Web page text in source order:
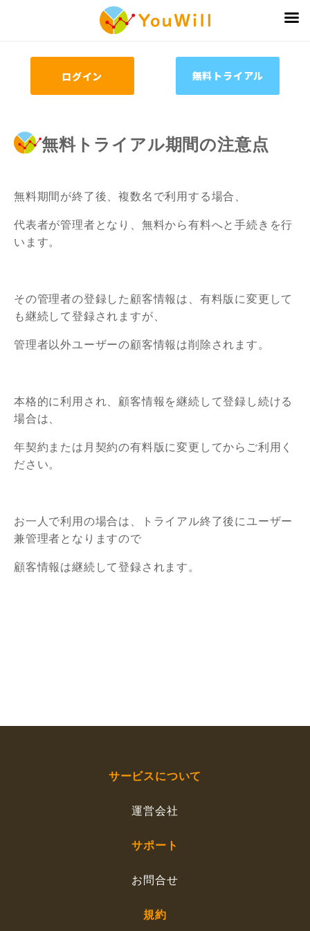
ログイン 無料トライアル
無料トライアル期間の注意点
無料期間が終了後、複数名で利用する場合、
代表者が管理者となり、無料から有料へと手続きを行
います。
その管理者の登録した顧客情報は、有料版に変更して
も継続して登録されますが、
管理者以外ユーザーの顧客情報は削除されます。
本格的に利用され、顧客情報を継続して登録し続ける
場合は、
年契約または月契約の有料版に変更してからご利用く
ださい。
お一人で利用の場合は、トライアル終了後にユーザー
兼管理者となりますので
顧客情報は継続して登録されます。
サービスについて
運営会社
サポート
お問合せ
規約